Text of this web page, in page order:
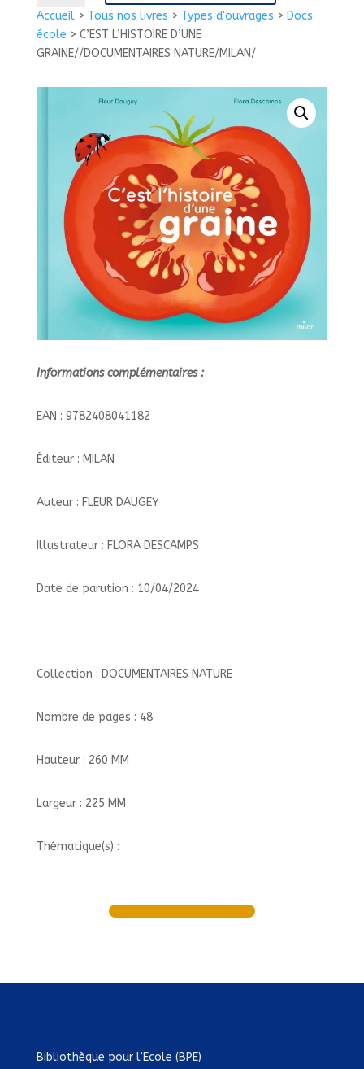
Accueil> Tous nos livres > Types d'ouvrages > Docs
école > C’EST L’HISTOIRE D’UNE
GRAINE//DOCUMENTAIRES NATURE/MILAN/
C'EST
L'HISTOIRE
D'UNE
Informations complémentaires :
EAN : 9782408041182
Éditeur : MILAN
Auteur : FLEUR DAUGEY
Illustrateur : FLORA DESCAMPS
Date de parution : 10/04/2024
Collection : DOCUMENTAIRES NATURE
Nombre de pages : 48
Hauteur : 260 MM
Largeur : 225 MM
Thématique(s) :
Bibliothèque pour l’Ecole (BPE)